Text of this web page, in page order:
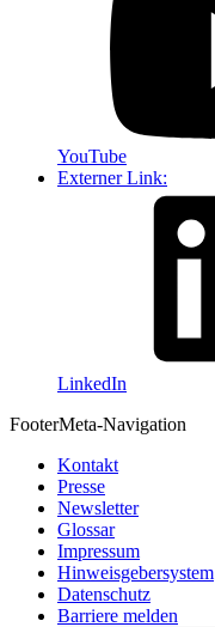
YouTube
Externer Link:
LinkedIn
FooterMeta-Navigation
Kontakt
Presse
Newsletter
Glossar
Impressum
Hinweisgebersystem
Datenschutz
Barriere melden